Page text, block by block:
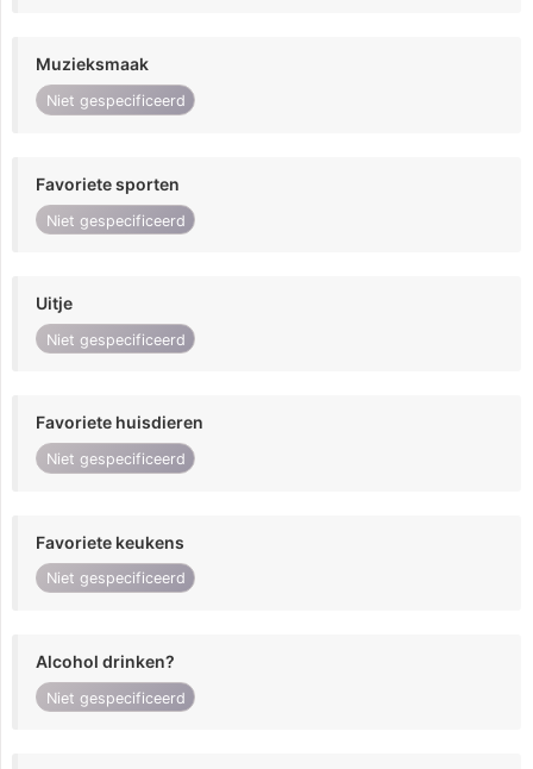
Muzieksmaak
Niet gespecificeerd
Favoriete sporten
Niet gespecificeerd
Uitje
Niet gespecificeerd
Favoriete huisdieren
Niet gespecificeerd
Favoriete keukens
Niet gespecificeerd
Alcohol drinken?
Niet gespecificeerd